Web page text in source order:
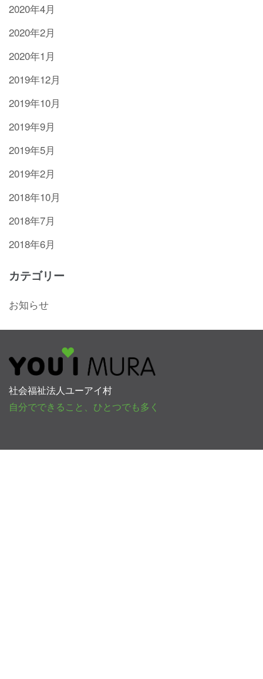
2020年4月
2020年2月
2020年1月
2019年12月
2019年10月
2019年9月
2019年5月
2019年2月
2018年10月
2018年7月
2018年6月
カテゴリー
お知らせ
社会福祉法人ユーアイ村
自分でできること、ひとつでも多く